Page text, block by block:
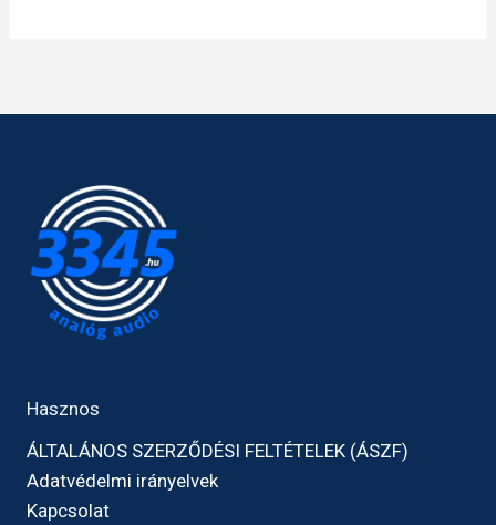
Hasznos
ÁLTALÁNOS SZERZŐDÉSI FELTÉTELEK (ÁSZF)
Adatvédelmi irányelvek
Kapcsolat